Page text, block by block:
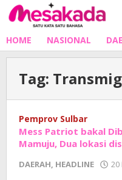
Lewati
ke
HOME NASIONAL
Tag:
Pemprov Sulbar
Mess Patriot bakal
Mamuju, Dua lokasi
DAERAH, HEADLINE 20